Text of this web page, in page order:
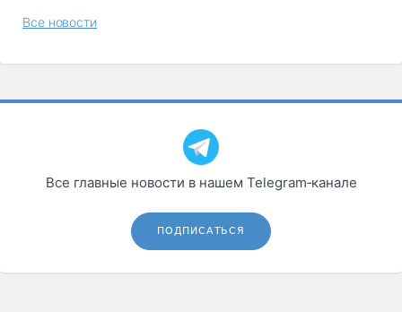
Все новости
Все главные новости в нашем Telegram‑канале
ПОДПИСАТЬСЯ